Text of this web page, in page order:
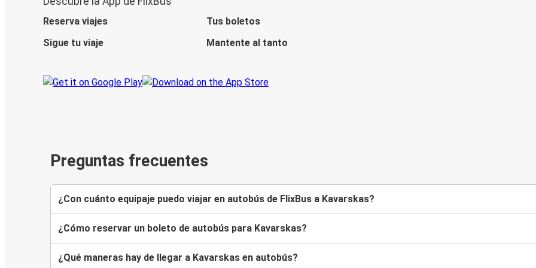
Reserva viajes
Tus boletos
Sigue tu viaje
Mantente al tanto
Preguntas frecuentes
¿Con cuánto equipaje puedo viajar en autobús de FlixBus a Kavarskas?
¿Cómo reservar un boleto de autobús para Kavarskas?
¿Qué maneras hay de llegar a Kavarskas en autobús?